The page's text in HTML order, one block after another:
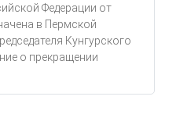
Федерации от
в Пермской
Кунгурского
о прекращении